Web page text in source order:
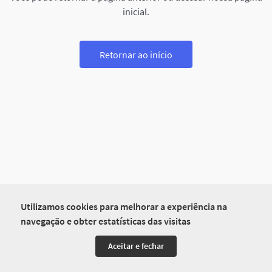
Utilizamos cookies para melhorar a experiência na
navegação e obter estatísticas das visitas
Aceitar e fechar
inicial.
Retornar ao início